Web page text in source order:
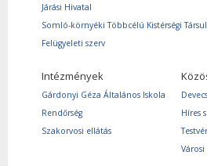
Járási Hivatal
Somló-környéki Többcélú Kistérségi
Felügyeleti szerv
Intézmények
Gárdonyi Géza Általános Iskola
Rendőrség
Szakorvosi ellátás
Híres